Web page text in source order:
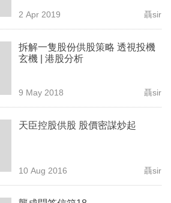
2 Apr 2019 聶sir
拆解一隻股份供股策略 透視投機
玄機 | 港股分析
9 May 2018 聶sir
天臣控股供股 股價密謀炒起
10 Aug 2016 聶sir